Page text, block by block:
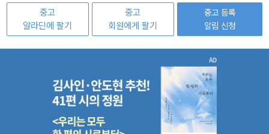
중고
알라딘에 팔기
중고
회원에게 팔기
중고 등록
알림 신청